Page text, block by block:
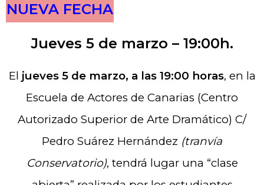
NUEVA FECHA
Jueves 5 de marzo – 19:00h.
El jueves 5 de marzo, a las 19:00 horas, en la
Escuela de Actores de Canarias (Centro
Autorizado Superior de Arte Dramático) C/
Pedro Suárez Hernández (tranvía
Conservatorio), tendrá lugar una “clase